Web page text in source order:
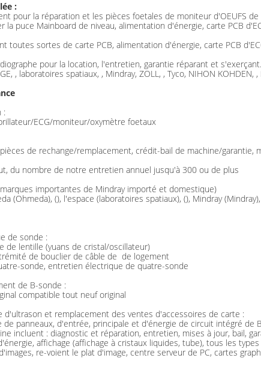
:
pour la réparation et les pièces foetales de moniteur d'OEUFS
la puce Mainboard de niveau, alimentation d'énergie, carte PCB
toutes sortes de carte PCB, alimentation d'énergie, carte PCB
pour la location, l'entretien, garantie réparant et s'exerçant.
GE, , laboratoires spatiaux, , Mindray, ZOLL, , Tyco, NIHON KOHDEN,
:
ECG/moniteur/oxymètre foetaux
de rechange/remplacement, crédit-bail de machine/
du nombre de notre entretien annuel jusqu'à 300 ou de plus
importantes de Mindray importé et domestique)
(Ohmeda), (), l'espace (laboratoires spatiaux), (), Mindray
de sonde :
de lentille (yuans de cristal/oscillateur)
de bouclier de câble de  de logement
sonde, entretien électrique de quatre-sonde
de B-sonde :
compatible tout neuf original
d'ultrason et remplacement des ventes d'accessoires de carte :
de panneaux, d'entrée, principale et d'énergie de circuit intégré de
incluent : diagnostic et réparation, entretien, mises à jour, bail,
affichage (affichage à cristaux liquides, tube), tous les
re-voient le plat d'image, centre serveur de PC, cartes